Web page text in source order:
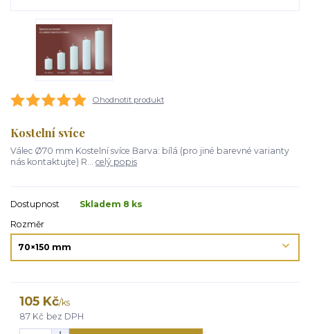
Ohodnotit produkt
Kostelní svíce
Válec Ø70 mm Kostelní svíce Barva: bílá (pro jiné barevné varianty
nás kontaktujte) R... celý popis
Dostupnost
Skladem 8 ks
Rozměr
105 Kč/ks
87 Kč bez DPH